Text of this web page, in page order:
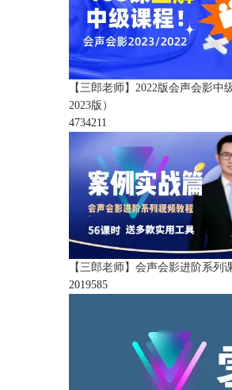
【三郎老师】2022版会声会影中
2023版）
4734211
【三郎老师】会声会影进阶系列
2019585